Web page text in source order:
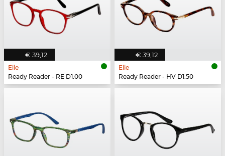
€ 39,12
Elle
Ready Reader - RE D1.00
€ 39,12
Elle
Ready Reader - HV D1.50